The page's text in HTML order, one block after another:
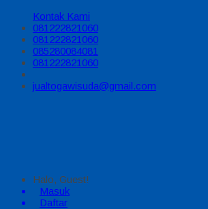
Kontak Kami
081222821060
081222821060
085280084081
081222821060
jualtogawisuda@gmail.com
Halo, Guest!
Masuk
Daftar